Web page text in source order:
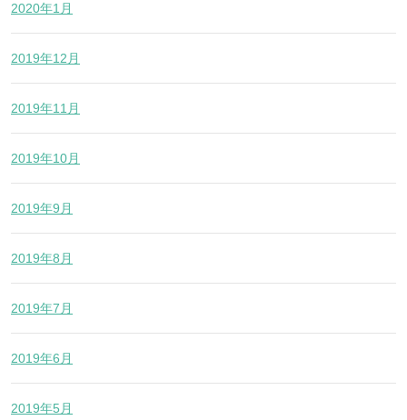
2020年1月
2019年12月
2019年11月
2019年10月
2019年9月
2019年8月
2019年7月
2019年6月
2019年5月